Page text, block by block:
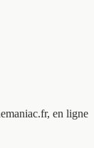
en ligne